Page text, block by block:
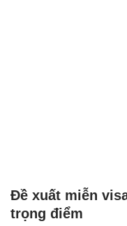
Đề xuất miễn
trọng điểm